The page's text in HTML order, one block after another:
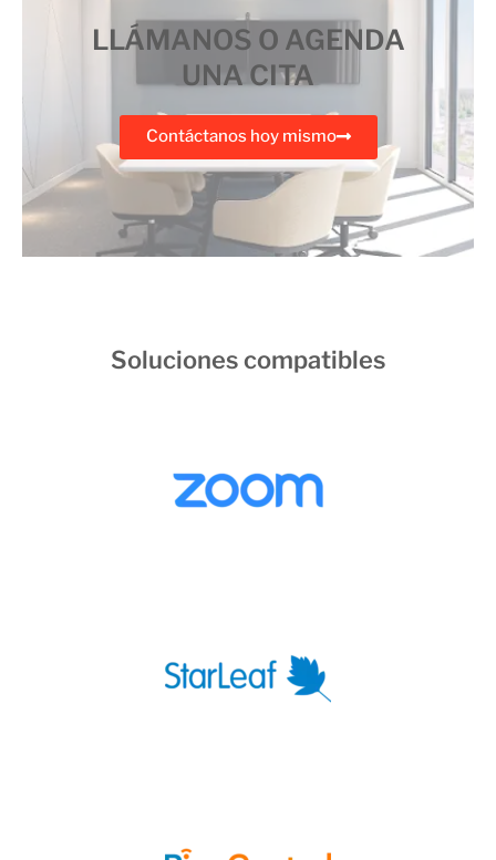
LLÁMANOS O AGENDA
UNA CITA
Contáctanos hoy mismo
Soluciones compatibles